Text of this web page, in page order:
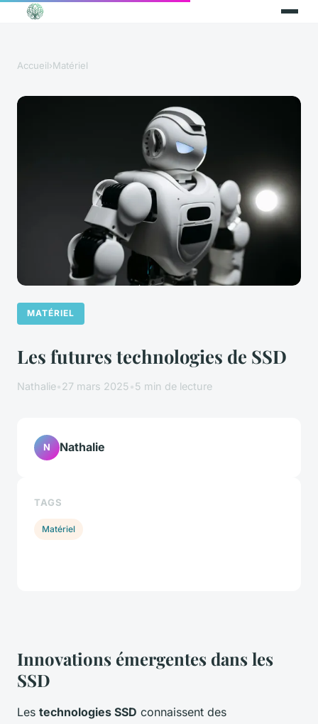
Accueil›Matériel
MATÉRIEL
Les futures technologies de SSD
Nathalie•27 mars 2025•5 min de lecture
Innovations émergentes dans les
SSD
Les technologies SSD connaissent des
N Nathalie
TAGS
Matériel